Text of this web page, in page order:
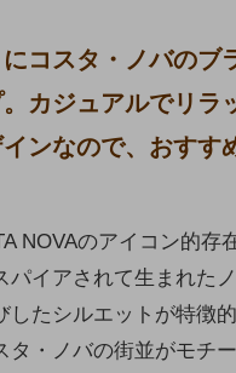
コスタ・ノバの
カジュアルでリラ
ンなので、おす
NOVAのアイコン的存
イアされて生まれた
たシルエットが特徴的
・ノバの街並がモチ